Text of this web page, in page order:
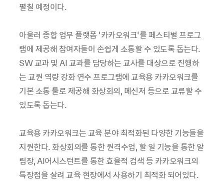
펼칠 예정이다.
아울러 종합 업무 플랫폼 ‘카카오워크’를 페스티벌 프로그
램에 제공해 참여자들이 손쉽게 소통할 수 있도록 돕는다.
SW 교과 및 AI 교과를 담당하는 교사를 대상으로 진행하
는 교원 역량 강화 연수 프로그램에 교육용 카카오워크를
기본 소통 툴로 제공해 화상회의, 메신저 등으로 교류할 수
있도록 돕는다.
교육용 카카오워크는 교육 분야 최적화된 다양한 기능들을
지원한다. 화상회의를 통한 원격수업, 할 일 기능을 통한 알
림장, AI어시스턴트를 통한 효율적 검색 등 카카오워크의
특장점을 살려 교육 현장에서 사용하기 최적화 되어있다.